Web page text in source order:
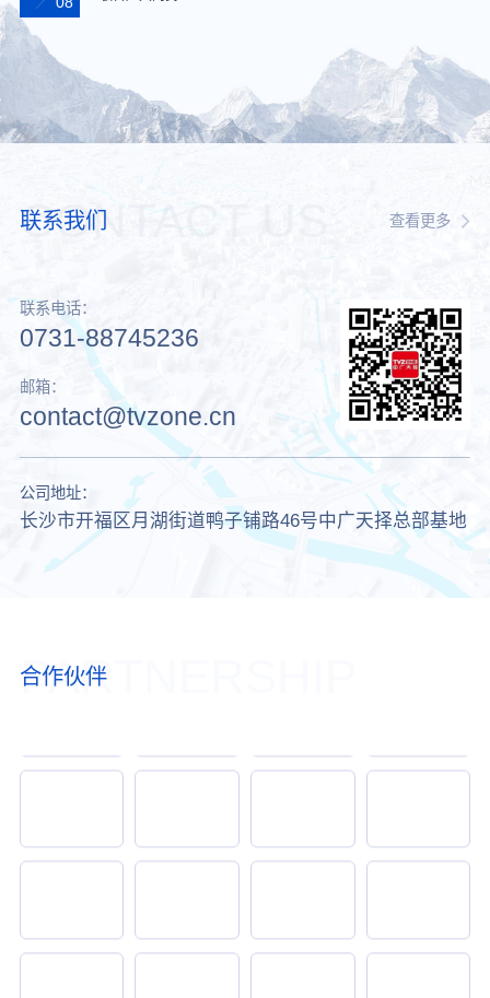
CONTACT US
联系我们 查看更多
联系电话：
0731-88745236
邮箱：
contact@tvzone.cn
公司地址：
长沙市开福区月湖街道鸭子铺路46号中广天择总部基地
PARTNERSHIP
合作伙伴